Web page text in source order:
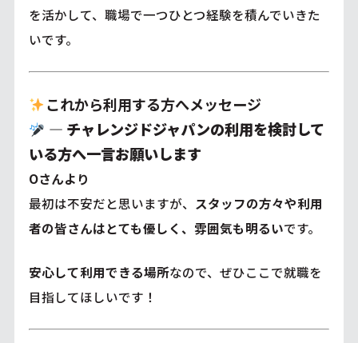
を活かして、職場で一つひとつ経験を積んでいきた
いです。
これから利用する方へメッセージ
― チャレンジドジャパンの利用を検討して
いる方へ一言お願いします
Oさんより
最初は不安だと思いますが、 スタッフの方々や利用
者の皆さんはとても優しく、雰囲気も明るいです。
安心して利用できる場所なので、ぜひここで就職を
目指してほしいです！